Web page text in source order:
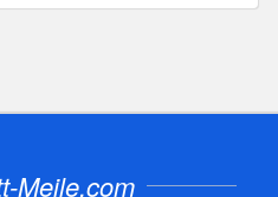
Meile.com